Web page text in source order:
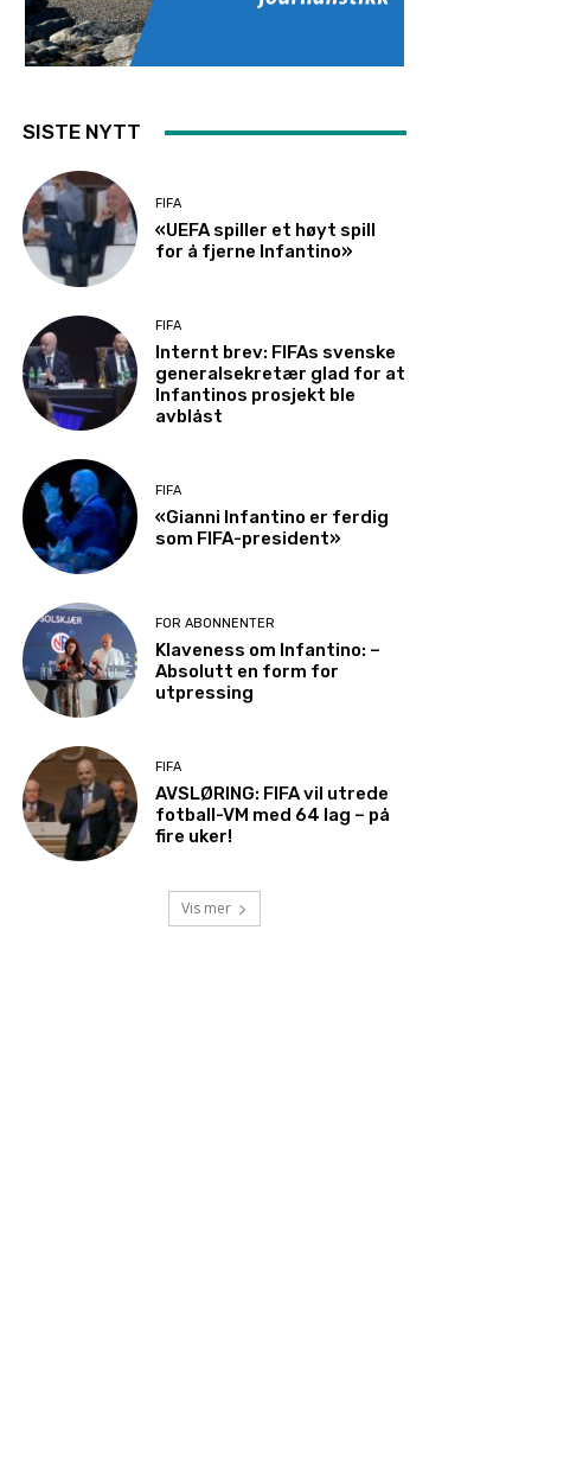
SISTE NYTT
FIFA
«UEFA spiller et høyt spill
for å fjerne Infantino»
FIFA
Internt brev: FIFAs svenske
generalsekretær glad for at
Infantinos prosjekt ble
avblåst
FIFA
«Gianni Infantino er ferdig
som FIFA-president»
FOR ABONNENTER
Klaveness om Infantino: –
Absolutt en form for
utpressing
FIFA
AVSLØRING: FIFA vil utrede
fotball-VM med 64 lag – på
fire uker!
Vis mer